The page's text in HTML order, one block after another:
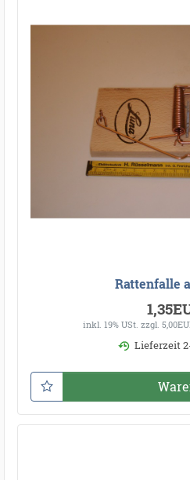
Rattenfalle
inkl. 19% USt. zzgl.
Lieferzeit